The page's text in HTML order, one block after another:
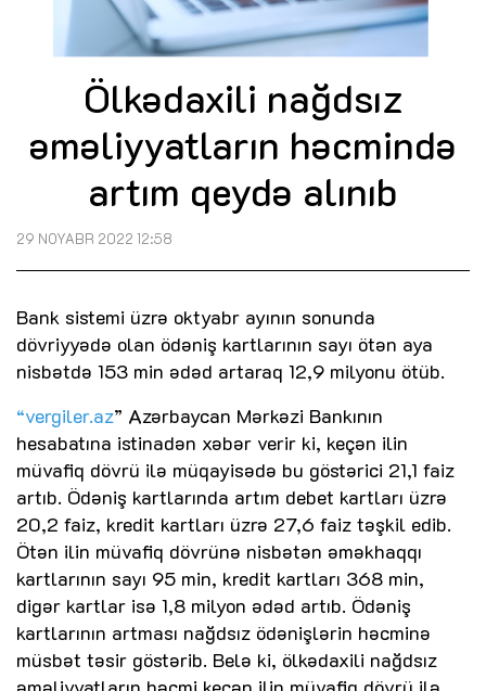
Ölkədaxili nağdsız
əməliyyatların həcmində
artım qeydə alınıb
29 NOYABR 2022 12:58
Bank sistemi üzrə oktyabr ayının sonunda
dövriyyədə olan ödəniş kartlarının sayı ötən aya
nisbətdə 153 min ədəd artaraq 12,9 milyonu ötüb.
“vergiler.az” Azərbaycan Mərkəzi Bankının
hesabatına istinadən xəbər verir ki, keçən ilin
müvafiq dövrü ilə müqayisədə bu göstərici 21,1 faiz
artıb. Ödəniş kartlarında artım debet kartları üzrə
20,2 faiz, kredit kartları üzrə 27,6 faiz təşkil edib.
Ötən ilin müvafiq dövrünə nisbətən əməkhaqqı
kartlarının sayı 95 min, kredit kartları 368 min,
digər kartlar isə 1,8 milyon ədəd artıb. Ödəniş
kartlarının artması nağdsız ödənişlərin həcminə
müsbət təsir göstərib. Belə ki, ölkədaxili nağdsız